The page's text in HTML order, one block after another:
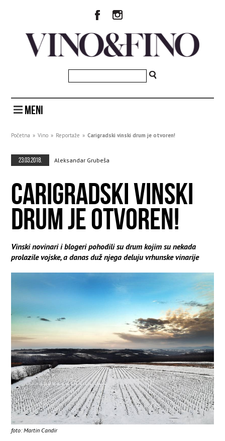
MENI
Početna » Vino » Reportaže » Carigradski vinski drum je otvoren!
23.03.2018. Aleksandar Grubeša
CARIGRADSKI VINSKI
DRUM JE OTVOREN!
Vinski novinari i blogeri pohodili su drum kojim su nekada
prolazile vojske, a danas duž njega deluju vrhunske vinarije
foto: Martin Candir